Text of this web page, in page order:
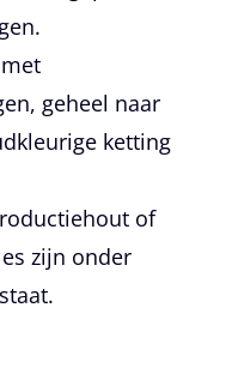
geheel naar
ketting
of
zijn onder